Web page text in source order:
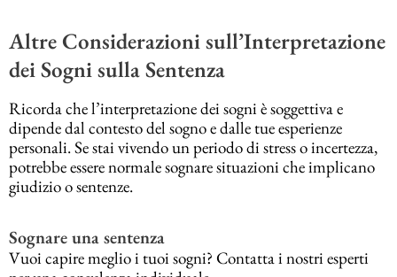
Altre Considerazioni sull’Interpretazione
dei Sogni sulla Sentenza
Ricorda che l’interpretazione dei sogni è soggettiva e
dipende dal contesto del sogno e dalle tue esperienze
personali. Se stai vivendo un periodo di stress o incertezza,
potrebbe essere normale sognare situazioni che implicano
giudizio o sentenze.
Sognare una sentenza
Vuoi capire meglio i tuoi sogni? Contatta i nostri esperti